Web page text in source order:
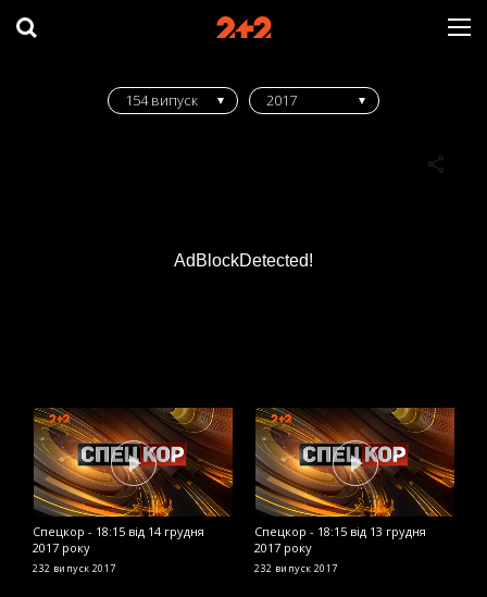
AdBlockDetected!
154 випуск 2017
Спецкор - 18:15 від 14 грудня
2017 року
232 випуск 2017
Спецкор - 18:15 від 13 грудня
2017 року
232 випуск 2017